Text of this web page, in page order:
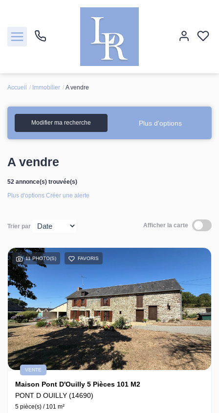
Locations
Biens vendus
Notre agence
Contact
Accueil Immobilier A vendre
Modifier ma recherche Plus d'options
A vendre
52 annonce(s) trouvée(s)
Plus d'options Créer une alerte
Trier par Afficher la carte
11 PHOTO(S) FAVORIS
VENTE
Maison Pont D'Ouilly 5 Pièces 101 M2
PONT D OUILLY (14690)
5 pièce(s) / 101 m²